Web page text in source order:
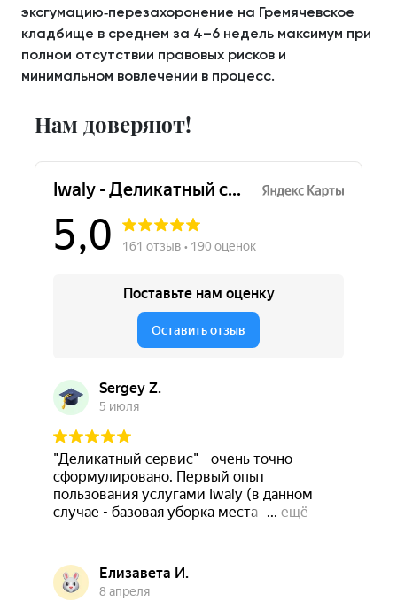
эксгумацию‑перезахоронение на Гремячевское
кладбище в среднем за 4–6 недель максимум при
полном отсутствии правовых рисков и
минимальном вовлечении в процесс.
Нам доверяют!